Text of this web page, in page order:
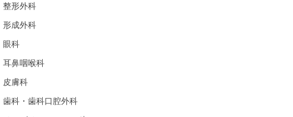
整形外科
形成外科
眼科
耳鼻咽喉科
皮膚科
歯科・歯科口腔外科